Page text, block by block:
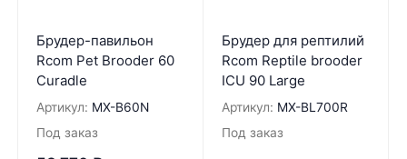
Брудер-павильон
Rcom Pet Brooder 60
Curadle
Артикул: MX-B60N
Под заказ
Брудер для рептилий
Rcom Reptile brooder
ICU 90 Large
Артикул: MX-BL700R
Под заказ